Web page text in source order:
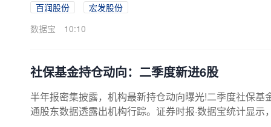
866.95万股；其次是宏发股份，基本养老保险基金一
股市值看，养老金账户期末持股市值在亿元以上的有5
百润股份
宏发股份
数据宝
10:10
社保基金持仓动向：二季度新进6股
半年报密集披露，机构最新持仓动向曝光!二季度社保
通股东数据透露出机构行踪。证券时报·数据宝统计显